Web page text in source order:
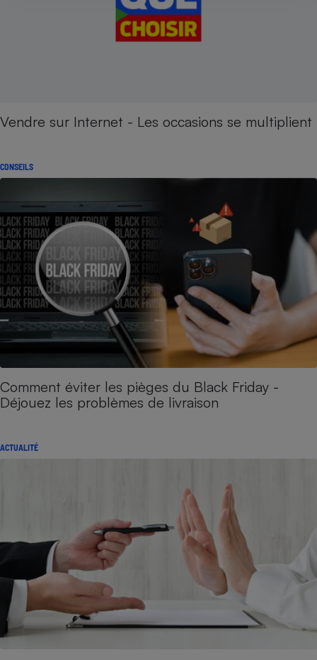
Vendre sur Internet - Les occasions se multiplient
CONSEILS
Comment éviter les pièges du Black Friday -
Déjouez les problèmes de livraison
ACTUALITÉ